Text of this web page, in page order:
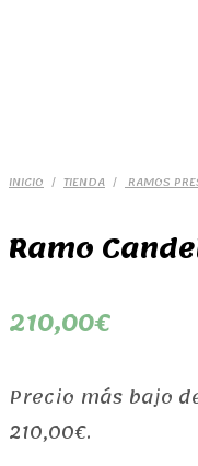
INICIO / TIENDA / RAMOS
Ramo
210,00€
Precio más bajo
210,00€.